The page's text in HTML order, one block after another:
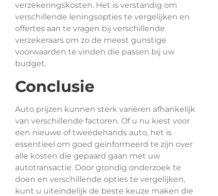
verzekeringskosten. Het is verstandig om
verschillende leningsopties te vergelijken en
offertes aan te vragen bij verschillende
verzekeraars om zo de meest gunstige
voorwaarden te vinden die passen bij uw
budget.
Conclusie
Auto prijzen kunnen sterk variëren afhankelijk
van verschillende factoren. Of u nu kiest voor
een nieuwe of tweedehands auto, het is
essentieel om goed geïnformeerd te zijn over
alle kosten die gepaard gaan met uw
autotransactie. Door grondig onderzoek te
doen en verschillende opties te vergelijken,
kunt u uiteindelijk de beste keuze maken die